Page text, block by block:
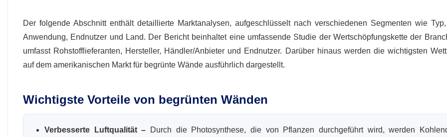
Der folgende Abschnitt enthält detaillierte Marktanalysen, aufgeschlüsselt nach verschiedenen Segmenten wie
Anwendung, Endnutzer und Land. Der Bericht beinhaltet eine umfassende Studie der Wertschöpfungskette der
umfasst Rohstofflieferanten, Hersteller, Händler/Anbieter und Endnutzer. Darüber hinaus werden die wichtigsten
auf dem amerikanischen Markt für begrünte Wände ausführlich dargestellt.
Wichtigste Vorteile von begrünten Wänden
Verbesserte Luftqualität – Durch die Photosynthese, die von Pflanzen durchgeführt wird, werden